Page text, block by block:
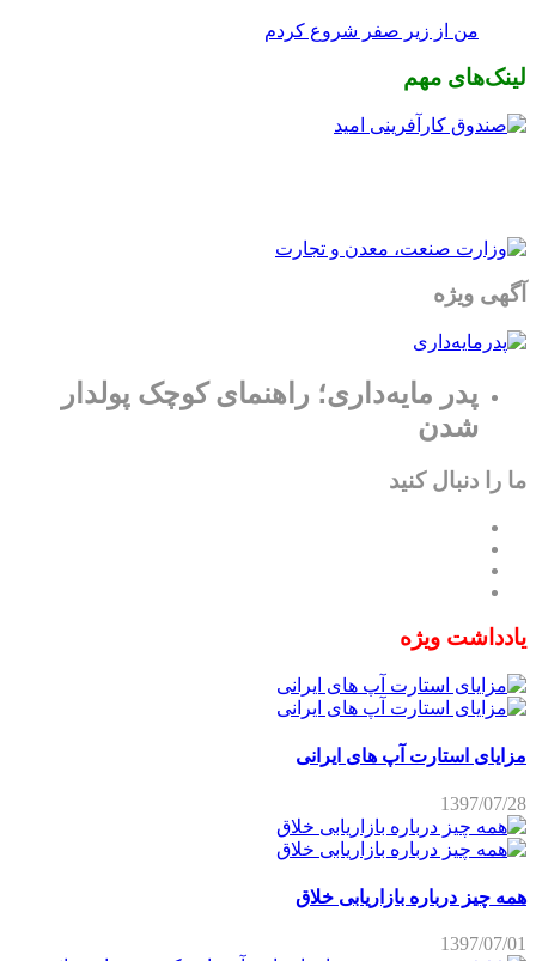
من از زیر صفر شروع کردم
لینک‌های مهم
آگهی ویژه
پدر مایه‌داری؛ راهنمای کوچک پولدار
شدن
ما را دنبال کنید
یادداشت ویژه
مزایای استارت آپ های ایرانی
1397/07/28
همه چیز درباره بازاریابی خلاق
1397/07/01